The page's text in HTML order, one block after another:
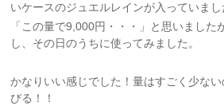
いケースのジュエルレインが入っていまし
「この量で9,000円・・・」と思いました
し、その日のうちに使ってみました。
かなりいい感じでした！量はすごく少な
びる！！